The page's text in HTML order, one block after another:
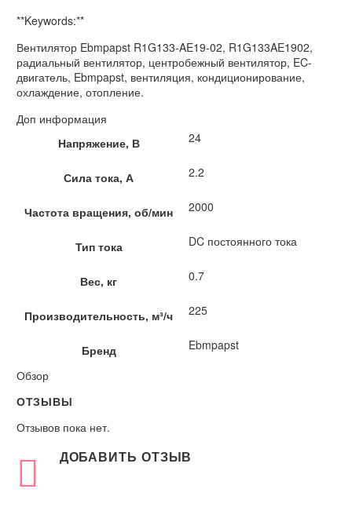
**Keywords:**
Вентилятор Ebmpapst R1G133-AE19-02, R1G133AE1902,
радиальный вентилятор, центробежный вентилятор, EC-
двигатель, Ebmpapst, вентиляция, кондиционирование,
охлаждение, отопление.
Доп информация
Напряжение, В
24
Сила тока, А 2.2
Частота вращения, об/мин 2000
Тип тока DC постоянного тока
Вес, кг 0.7
Производительность, м³/ч 225
Бренд
Ebmpapst
Обзор
ОТЗЫВЫ
Отзывов пока нет.
ДОБАВИТЬ ОТЗЫВ